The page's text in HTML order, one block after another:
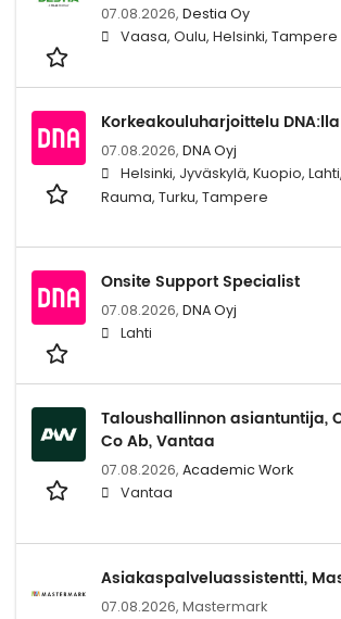
07.08.2026, Destia Oy
Vaasa, Oulu, Helsinki, Tampere
Korkeakouluharjoittelu DNA:lla
07.08.2026, DNA Oyj
Helsinki, Jyväskylä, Kuopio,
Rauma, Turku, Tampere
Onsite Support Specialist
07.08.2026, DNA Oyj
Lahti
Taloushallinnon asiantuntija,
Co Ab, Vantaa
07.08.2026, Academic Work
Vantaa
Asiakaspalveluassistentti,
07.08.2026, Mastermark